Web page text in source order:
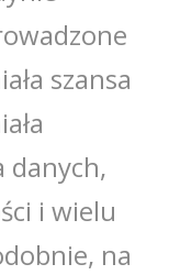
szansa
danych,
i wielu
na